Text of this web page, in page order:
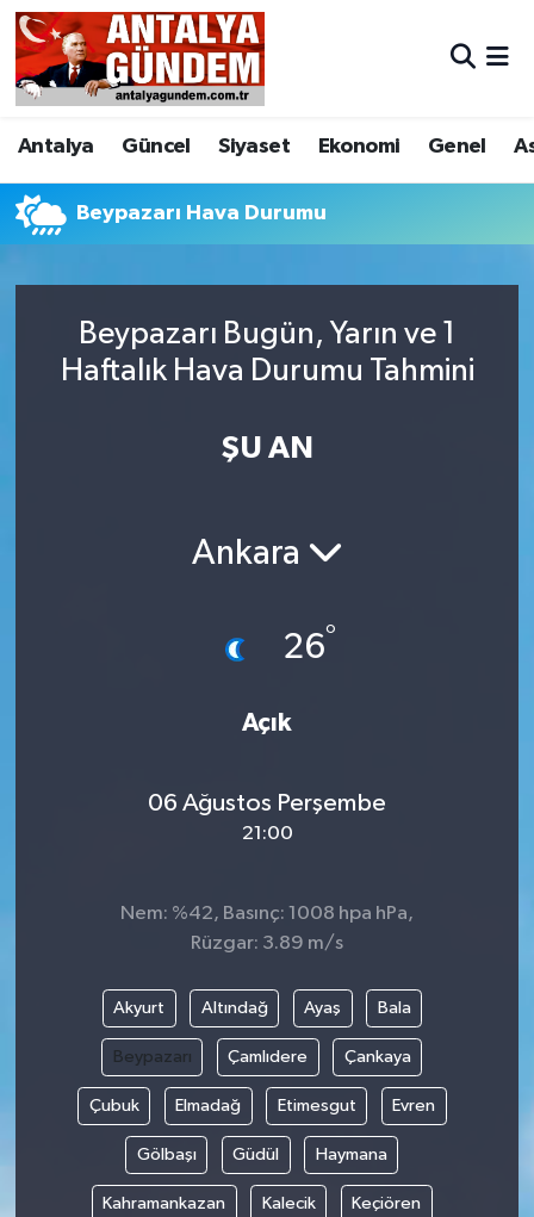
Antalya Güncel Siyaset Ekonomi Genel
Beypazarı Hava Durumu
Beypazarı Bugün, Yarın ve 1
Haftalık Hava Durumu Tahmini
ŞU AN
Ankara
26°
Açık
06 Ağustos Perşembe
21:00
Nem: %42, Basınç: 1008 hpa hPa,
Rüzgar: 3.89 m/s
Akyurt Altındağ Ayaş Bala
Beypazarı Çamlıdere Çankaya
Çubuk Elmadağ Etimesgut Evren
Gölbaşı Güdül Haymana
Kahramankazan Kalecik Keçiören
Antalya
Asayiş
Bilim & Teknoloji
EĞİTİM
Sağlık & Yaşam
Antalya Nöbetçi Eczaneler
Antalya Hava Durumu
Antalya Namaz Vakitleri
Süper Lig Puan Durumu ve Fikstür
Son Dakika Haberleri